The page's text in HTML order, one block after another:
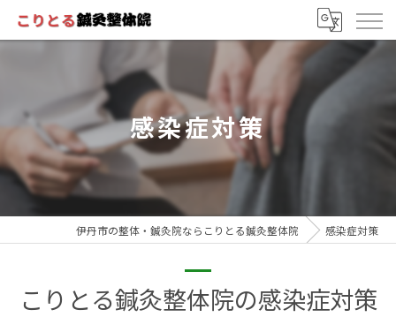
感染症対策
伊丹市の整体・鍼灸院ならこりとる鍼灸整体院 感染症対策
こりとる鍼灸整体院の感染症対策